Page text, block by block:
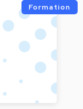
Formation